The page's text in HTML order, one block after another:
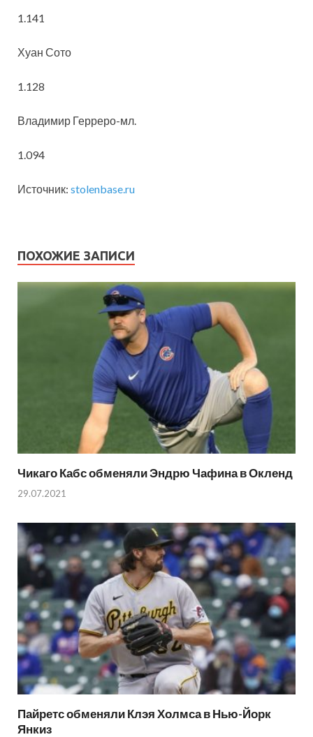
1.141
Хуан Сото
1.128
Владимир Герреро-мл.
1.094
Источник: stolenbase.ru
ПОХОЖИЕ ЗАПИСИ
Чикаго Кабс обменяли Эндрю Чафина в Окленд
29.07.2021
Пайретс обменяли Клэя Холмса в Нью-Йорк
Янкиз